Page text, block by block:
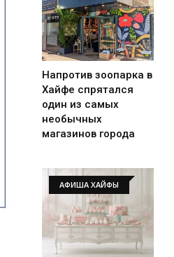
Напротив зоопарка в
Хайфе спрятался
один из самых
необычных
магазинов города
АФИША ХАЙФЫ